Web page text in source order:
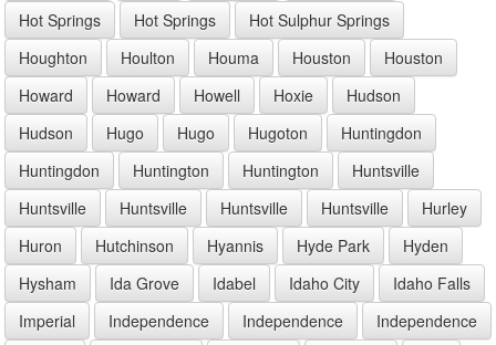
Hot Springs
Hot Springs
Hot Sulphur Springs
Houghton
Houlton Houma Houston
Houston
Howard
Howard Howell Hoxie
Hudson
Hudson
Hugo Hugo Hugoton
Huntingdon
Huntingdon
Huntington Huntington
Huntsville
Huntsville
Huntsville Huntsville Huntsville
Hurley
Huron
Hutchinson Hyannis Hyde Park
Hyden
Hysham
Ida Grove Idabel Idaho City
Idaho Falls
Imperial
Independence Independence
Independence